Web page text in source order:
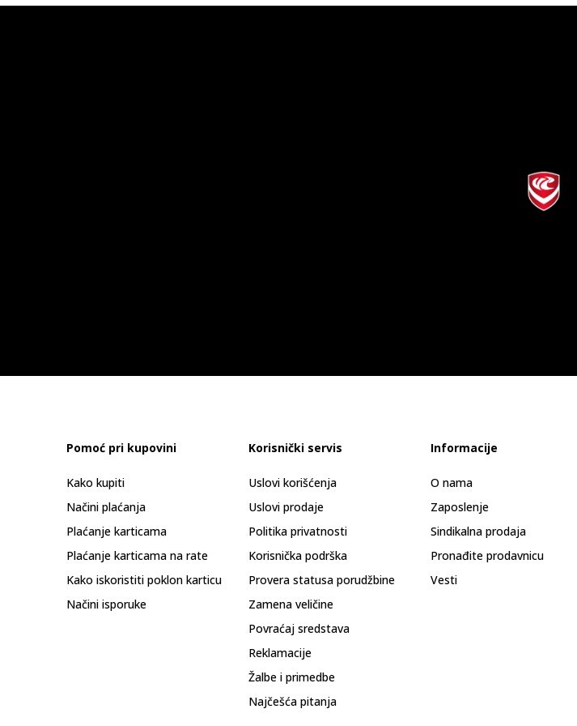
Pomoć pri kupovini
Kako kupiti
Načini plaćanja
Plaćanje karticama
Plaćanje karticama na rate
Kako iskoristiti poklon karticu
Načini isporuke
Korisnički servis
Uslovi korišćenja
Uslovi prodaje
Politika privatnosti
Korisnička podrška
Provera statusa porudžbine
Zamena veličine
Povraćaj sredstava
Reklamacije
Žalbe i primedbe
Najčešća pitanja
Informacije
O nama
Zaposlenje
Sindikalna prodaja
Pronađite prodavnicu
Vesti